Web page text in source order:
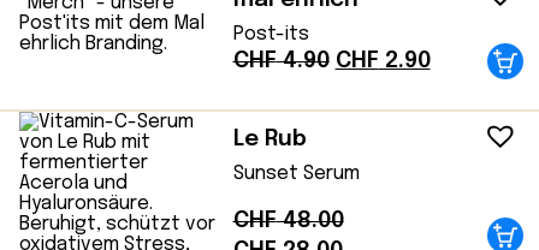
Post-its
CHF4.90 Ursprünglicher
CHF 2.90Aktueller
CHF 2.90.
Le Rub
Sunset Serum
CHF48.00